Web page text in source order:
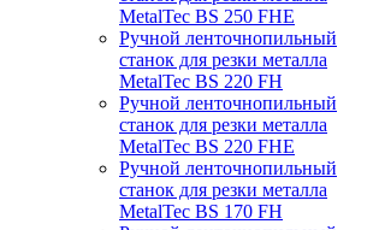
MetalTec BS 250 FHЕ
Ручной ленточнопильный
станок для резки металла
MetalTec BS 220 FH
Ручной ленточнопильный
станок для резки металла
MetalTec BS 220 FHЕ
Ручной ленточнопильный
станок для резки металла
MetalTec BS 170 FH